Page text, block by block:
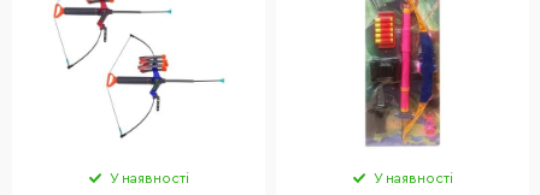
У наявності У наявності